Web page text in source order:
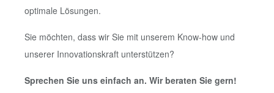
optimale Lösungen.
Sie möchten, dass wir Sie mit unserem Know-how und
unserer Innovationskraft unterstützen?
Sprechen Sie uns einfach an. Wir beraten Sie gern!